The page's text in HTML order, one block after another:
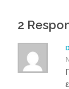
2